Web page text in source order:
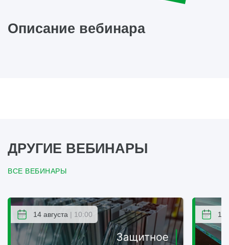
Описание вебинара
ДРУГИЕ ВЕБИНАРЫ
ВСЕ ВЕБИНАРЫ
14 августа | 10:00 14